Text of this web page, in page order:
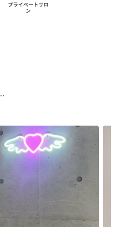
プライベートサロ
ン
プライベートサロンです🫧
募集させて頂いてます💫
撮影のご協力宜しくお願い